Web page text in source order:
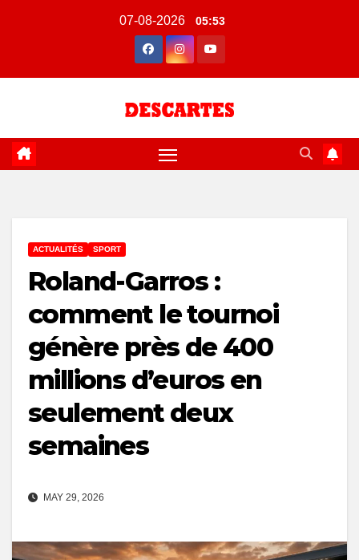
07-08-2026 05:53
ACTUALITÉS SPORT
Roland-Garros :
comment le tournoi
génère près de 400
millions d’euros en
seulement deux
semaines
MAY 29, 2026